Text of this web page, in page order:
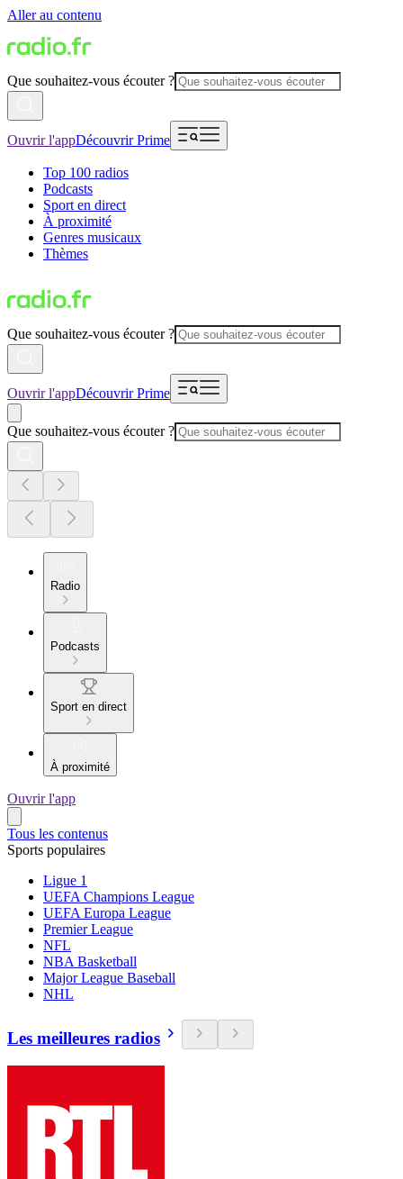
Aller au contenu
Que souhaitez-vous écouter ?
Ouvrir l'appDécouvrir Prime
Top 100 radios
Podcasts
Sport en direct
À proximité
Genres musicaux
Thèmes
Que souhaitez-vous écouter ?
Ouvrir l'appDécouvrir Prime
Que souhaitez-vous écouter ?
Radio
Podcasts
Sport en direct
À proximité
Ouvrir l'app
Tous les contenus
Sports populaires
Ligue 1
UEFA Champions League
UEFA Europa League
Premier League
NFL
NBA Basketball
Major League Baseball
NHL
Les meilleures radios